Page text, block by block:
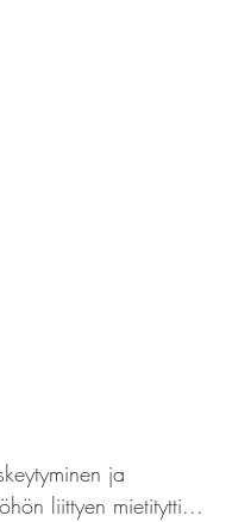
ja
liittyen mietitytti...